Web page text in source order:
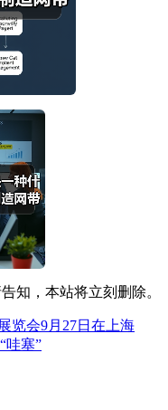
知，本站将立刻删除。
览会9月27日在上海
哇塞”